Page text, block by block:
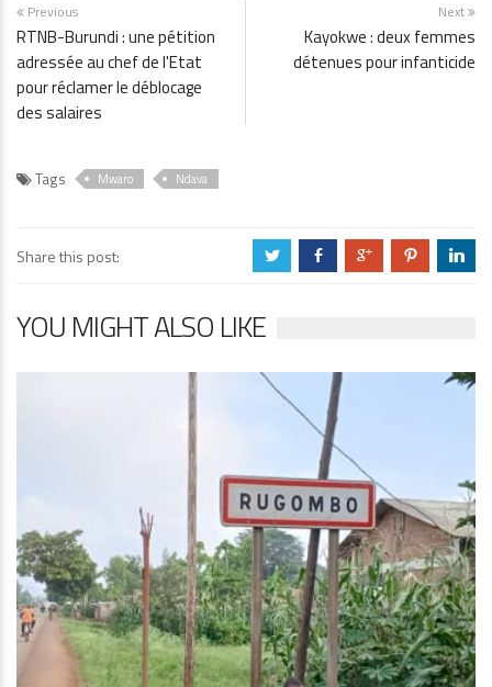
Previous
RTNB-Burundi : une pétition
adressée au chef de l'Etat
pour réclamer le déblocage
des salaires
Next
Kayokwe : deux femmes
détenues pour infanticide
Tags Mwaro Ndava
Share this post: a b c d j
YOU MIGHT ALSO LIKE